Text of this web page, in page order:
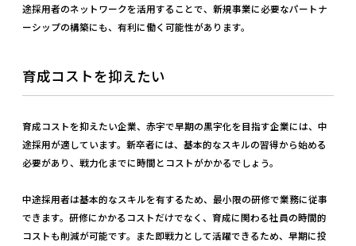
途採用者のネットワークを活用することで、新規事業に必要なパートナ
ーシップの構築にも、有利に働く可能性があります。
育成コストを抑えたい
育成コストを抑えたい企業、赤字で早期の黒字化を目指す企業には、中
途採用が適しています。新卒者には、基本的なスキルの習得から始める
必要があり、戦力化までに時間とコストがかかるでしょう。
中途採用者は基本的なスキルを有するため、最小限の研修で業務に従事
できます。研修にかかるコストだけでなく、育成に関わる社員の時間的
コストも削減が可能です。また即戦力として活躍できるため、早期に投